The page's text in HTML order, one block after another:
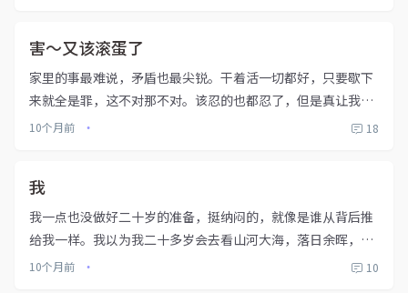
害～又该滚蛋了
家里的事最难说，矛盾也最尖锐。干着活一切都好，只要歇下
来就全是罪，这不对那不对。该忍的也都忍了，但是真让我做
跪舔的狗？其实来的时候做好了心理准备，没想到处处忍让也
10个月前 • 18
我
我一点也没做好二十岁的准备，挺纳闷的，就像是谁从背后推
给我一样。我以为我二十多岁会去看山河大海，落日余晖，可
事实上是我还在找寻我自己。——村上春树《挪威的森林》不
10个月前 • 10